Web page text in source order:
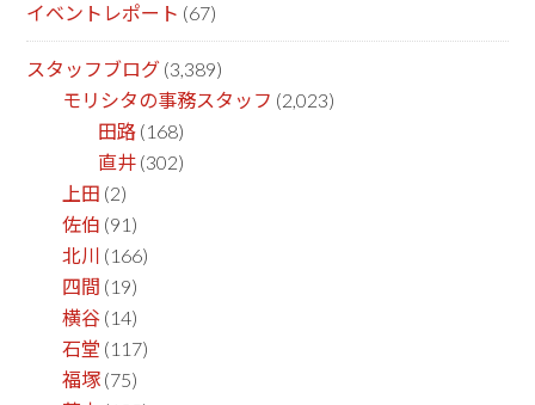
イベントレポート (67)
スタッフブログ (3,389)
モリシタの事務スタッフ (2,023)
田路 (168)
直井 (302)
上田 (2)
佐伯 (91)
北川 (166)
四間 (19)
横谷 (14)
石堂 (117)
福塚 (75)